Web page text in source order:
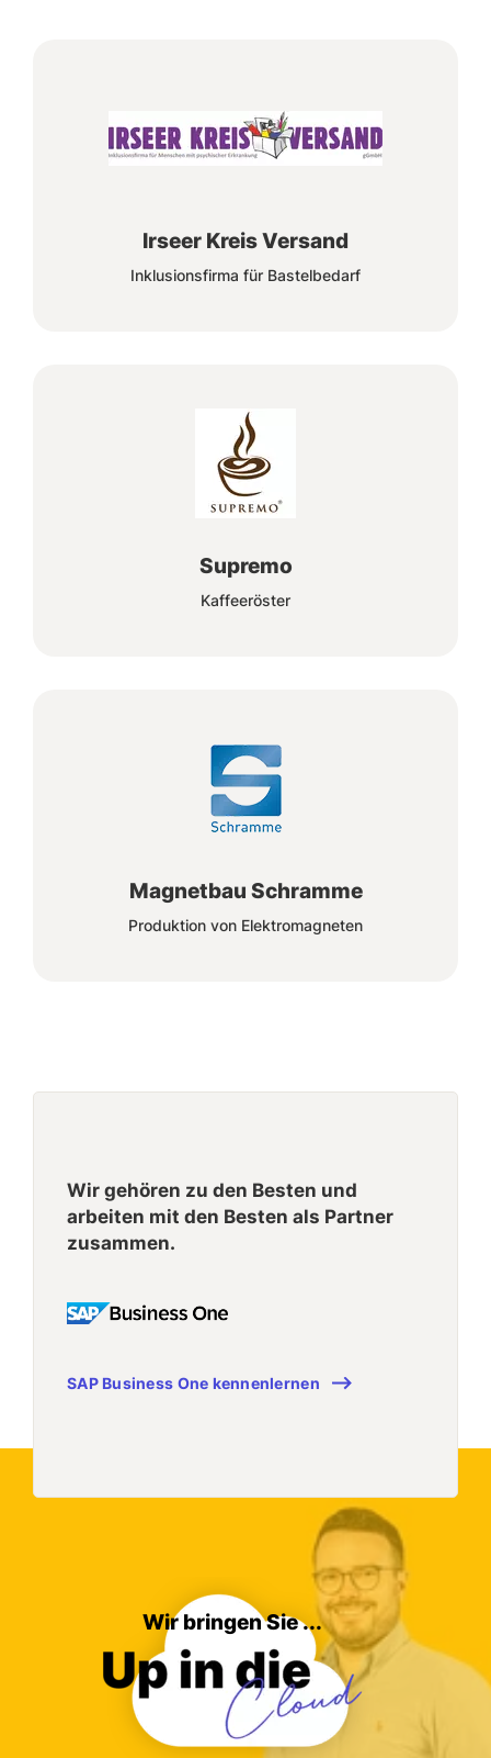
Irseer Kreis Versand
Inklusionsfirma für Bastelbedarf
Supremo
Kaffeeröster
Magnetbau Schramme
Produktion von Elektromagneten
Wir gehören zu den Besten und
arbeiten mit den Besten als Partner
zusammen.
SAP Business One kennenlernen
Wir bringen Sie ...